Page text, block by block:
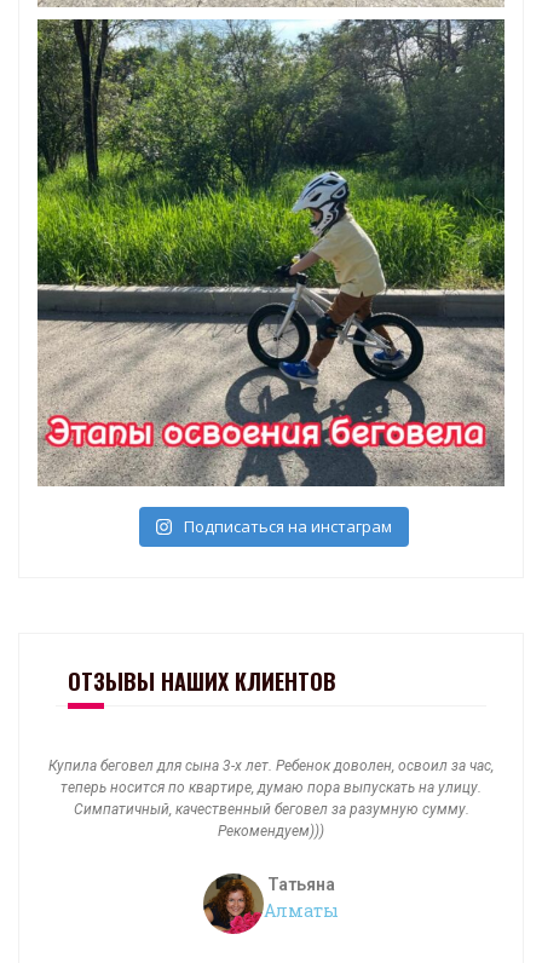
Подписаться на инстаграм
ОТЗЫВЫ НАШИХ КЛИЕНТОВ
освоил за час,
на улицу.
сумму.
Спасибо огромное Mir-Begivelov.kz и отдельно Мадине за
прекрасный сервис и дружеский подход к клиентам !!!
довольны приобретением и советуем по своему опыту,
и прлезная вещь — беговел! Бесспорно лучше, чем
которая ничему не учит и ничего не развивает.